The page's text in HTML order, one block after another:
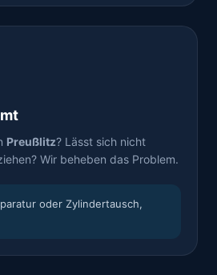
Preußlitz? Lässt sich nicht
Wir beheben das Problem.
oder Zylindertausch,